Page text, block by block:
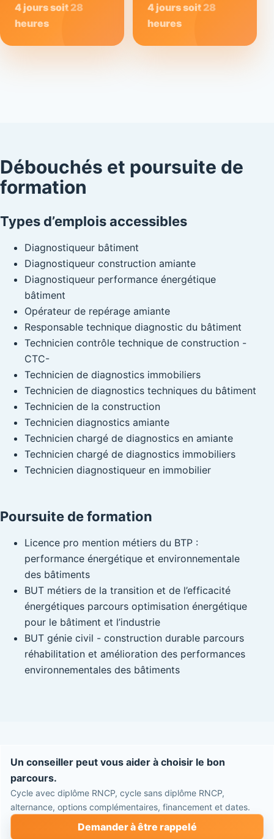
4 jours soit 28
heures
4 jours soit 28
heures
Débouchés et poursuite de
formation
Types d’emplois accessibles
Diagnostiqueur bâtiment
Diagnostiqueur construction amiante
Diagnostiqueur performance énergétique
bâtiment
Opérateur de repérage amiante
Responsable technique diagnostic du bâtiment
Technicien contrôle technique de construction -
CTC-
Technicien de diagnostics immobiliers
Technicien de diagnostics techniques du bâtiment
Technicien de la construction
Technicien diagnostics amiante
Technicien chargé de diagnostics en amiante
Technicien chargé de diagnostics immobiliers
Technicien diagnostiqueur en immobilier
Poursuite de formation
Licence pro mention métiers du BTP :
performance énergétique et environnementale
des bâtiments
BUT métiers de la transition et de l’efficacité
énergétiques parcours optimisation énergétique
pour le bâtiment et l’industrie
BUT génie civil - construction durable parcours
réhabilitation et amélioration des performances
environnementales des bâtiments
Un conseiller peut vous aider à choisir le bon
parcours.
Cycle avec diplôme RNCP, cycle sans diplôme RNCP,
alternance, options complémentaires, financement et dates.
Demander à être rappelé